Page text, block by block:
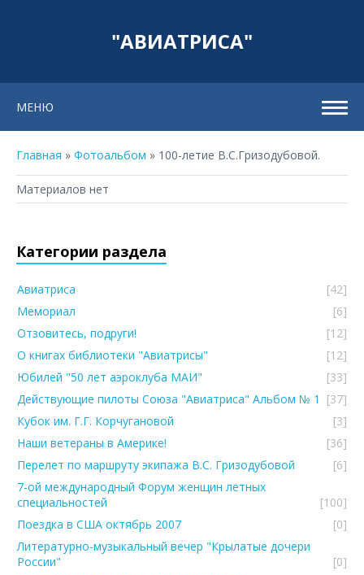
"АВИАТРИСА"
МЕНЮ
Главная » Фотоальбом » 100-летие В.С.Гризодубовой.
Материалов нет
Категории раздела
Авиатриса
[42]
Мемориал
[6]
Отзовитесь, подруги!
[12]
О книгах библиотеки "Авиатрисы"
[12]
Юбилей "50 лет аэроклуба МАИ"
[33]
Действующие пилоты Союза "Авиатриса" Альбом № 1
[37]
Кубок им. Г.Г. Корчугановой
[3]
Наши ветераны в Америке!
[36]
Перелет по маршруту экипажа В.С. Гризодубовой
[6]
7-ой международный Форум женщин летных
специальностей
[100]
Поездка в США октябрь 2007
[0]
Литературно-музыкальный вечер "Крылатые дочери
России"
[0]